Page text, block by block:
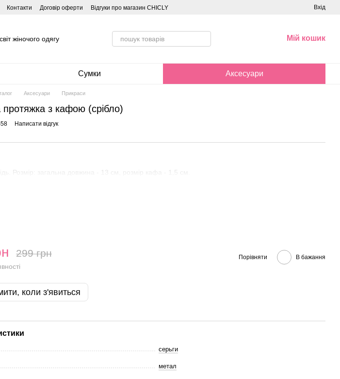
Контакти Договір оферти Відгуки про магазин CHICLY Вхід
Мій кошик
Сумки Аксесуари
Аксесуари Прикраси
з кафою (срібло)
Написати відгук
Розмір: загальна довжина - 13 см, розмір кафа - 1,5 см.
299 грн Порівняти В бажання
коли з'явиться
серьги
метал